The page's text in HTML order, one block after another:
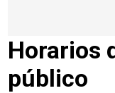
Horarios
público